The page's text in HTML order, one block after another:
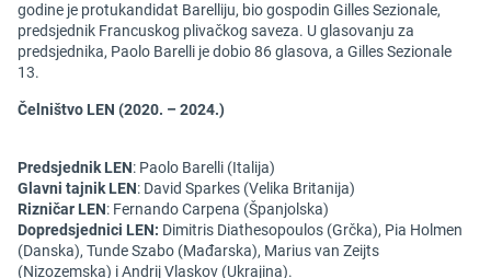
godine je protukandidat Barelliju, bio gospodin Gilles Sezionale,
predsjednik Francuskog plivačkog saveza. U glasovanju za
predsjednika, Paolo Barelli je dobio 86 glasova, a Gilles Sezionale
13.
Čelništvo LEN (2020. – 2024.)
Predsjednik LEN: Paolo Barelli (Italija)
Glavni tajnik LEN: David Sparkes (Velika Britanija)
Rizničar LEN: Fernando Carpena (Španjolska)
Dopredsjednici LEN: Dimitris Diathesopoulos (Grčka), Pia Holmen
(Danska), Tunde Szabo (Mađarska), Marius van Zeijts
(Nizozemska) i Andrij Vlaskov (Ukrajina).